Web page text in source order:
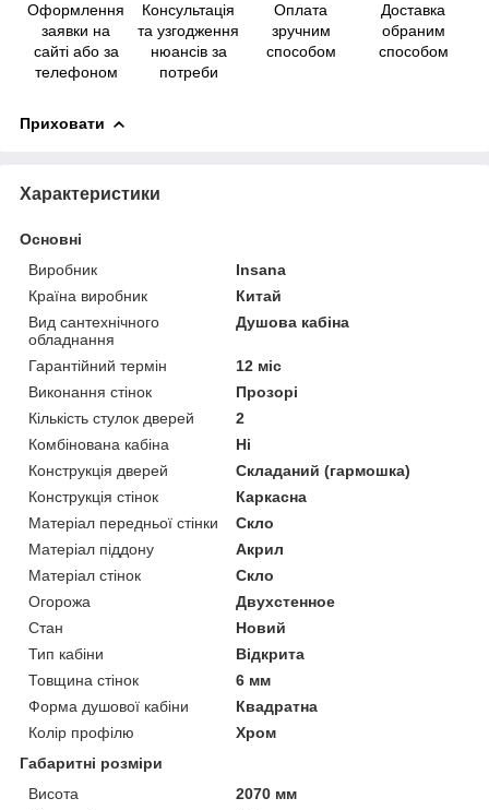
Оформлення
заявки на
сайті або за
телефоном
Консультація
та узгодження
нюансів за
потреби
Оплата
зручним
способом
Доставка
обраним
способом
Приховати
Характеристики
Основні
Виробник
Insana
Країна виробник
Китай
Вид сантехнічного
обладнання
Душова кабіна
Гарантійний термін
12 міс
Виконання стінок
Прозорі
Кількість стулок дверей
2
Комбінована кабіна
Ні
Конструкція дверей
Складаний (гармошка)
Конструкція стінок
Каркасна
Матеріал передньої стінки
Скло
Матеріал піддону
Акрил
Матеріал стінок
Скло
Огорожа
Двухстенное
Стан
Новий
Тип кабіни
Відкрита
Товщина стінок
6 мм
Форма душової кабіни
Квадратна
Колір профілю
Хром
Габаритні розміри
Висота
2070 мм